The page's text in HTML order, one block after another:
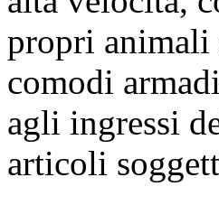
propri animali
comodi
agli ingressi
articoli